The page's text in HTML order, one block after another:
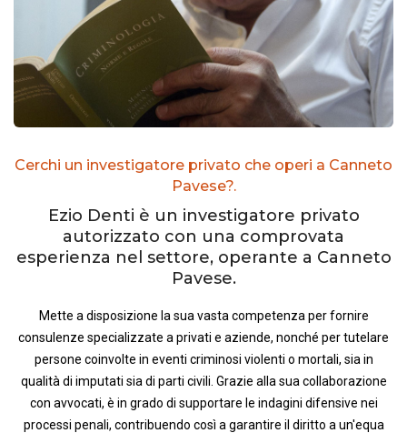
Cerchi un investigatore privato che operi a Canneto
Pavese?.
Ezio Denti è un investigatore privato
autorizzato con una comprovata
esperienza nel settore, operante a Canneto
Pavese.
Mette a disposizione la sua vasta competenza per fornire
consulenze specializzate a privati e aziende, nonché per tutelare
persone coinvolte in eventi criminosi violenti o mortali, sia in
qualità di imputati sia di parti civili. Grazie alla sua collaborazione
con avvocati, è in grado di supportare le indagini difensive nei
processi penali, contribuendo così a garantire il diritto a un'equa